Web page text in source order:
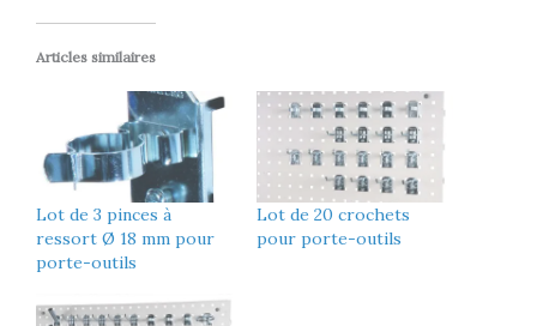
Articles similaires
Lot de 3 pinces à
ressort Ø 18 mm pour
porte-outils
Lot de 20 crochets
pour porte-outils